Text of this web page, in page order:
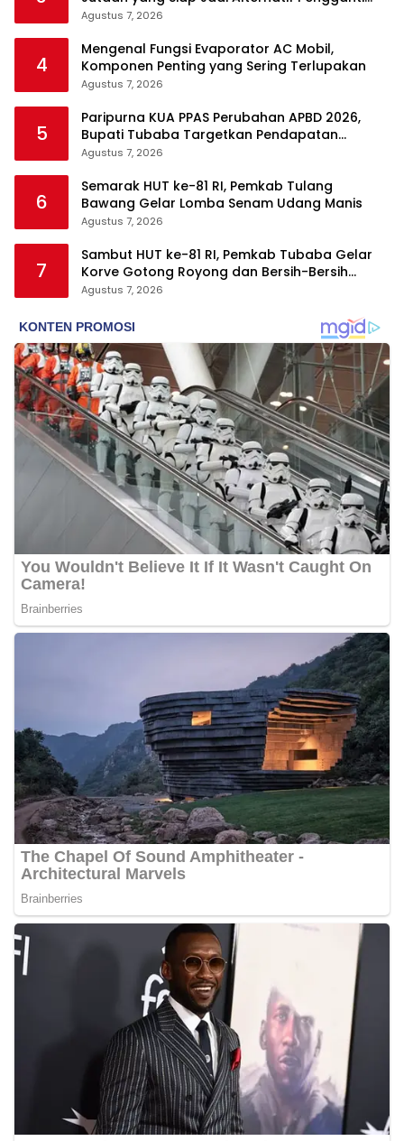
Motor
Agustus 7, 2026
4
Mengenal Fungsi Evaporator AC Mobil,
Komponen Penting yang Sering Terlupakan
Agustus 7, 2026
5
Paripurna KUA PPAS Perubahan APBD 2026,
Bupati Tubaba Targetkan Pendapatan
Daerah Rp820,3 Miliar
Agustus 7, 2026
6
Semarak HUT ke-81 RI, Pemkab Tulang
Bawang Gelar Lomba Senam Udang Manis
Agustus 7, 2026
7
Sambut HUT ke-81 RI, Pemkab Tubaba Gelar
Korve Gotong Royong dan Bersih-Bersih
Serentak
Agustus 7, 2026